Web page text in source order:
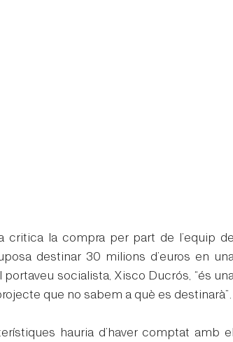
critica la compra per part de l’equip
destinar 30 milions d’euros en una
socialista, Xisco Ducrós, “és una
que no sabem a què es destinarà”.
hauria d’haver comptat amb el